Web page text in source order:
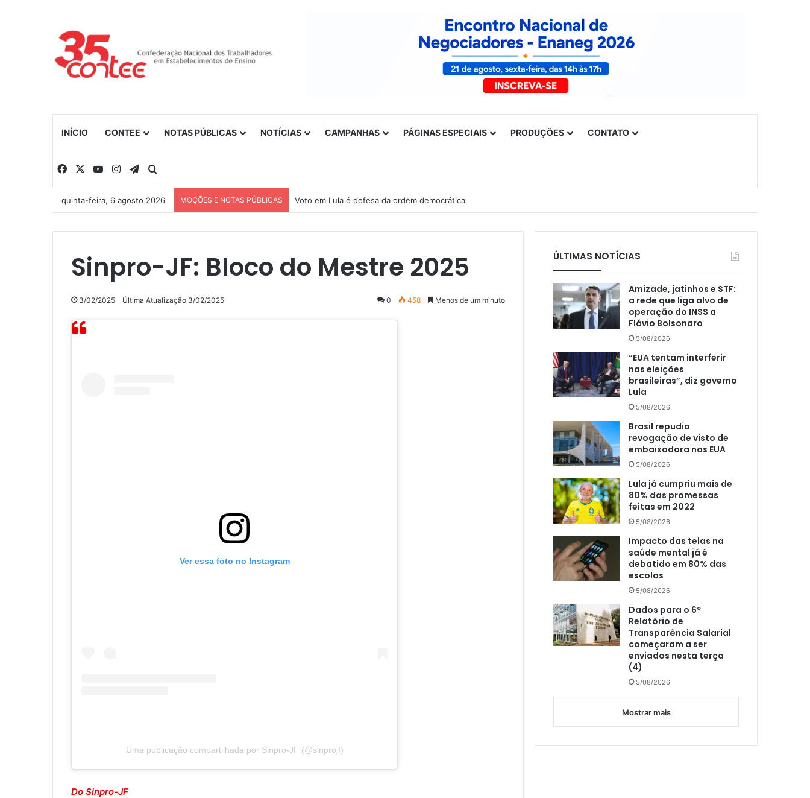
INÍCIO CONTEE NOTAS PÚBLICAS NOTÍCIAS CAMPANHAS PÁGINAS ESPECIAIS PRODUÇÕES CONTATO
Facebook YouTubeInstagramTelegram
quinta-feira, 6 agosto 2026 MOÇÕES E NOTAS PÚBLICAS Voto em Lula é defesa da ordem democrática
Sinpro-JF: Bloco do Mestre 2025
3/02/2025 Última Atualização 3/02/2025 0 458 Menos de um minuto
Ver essa foto no Instagram
Uma publicação compartilhada por Sinpro-JF (@sinprojf)
Do Sinpro-JF
ÚLTIMAS NOTÍCIAS
Amizade, jatinhos e STF:
a rede que liga alvo de
operação do INSS a
Flávio Bolsonaro
5/08/2026
“EUA tentam interferir
nas eleições
brasileiras”, diz governo
Lula
5/08/2026
Brasil repudia
revogação de visto de
embaixadora nos EUA
5/08/2026
Lula já cumpriu mais de
80% das promessas
feitas em 2022
5/08/2026
Impacto das telas na
saúde mental já é
debatido em 80% das
escolas
5/08/2026
Dados para o 6º
Relatório de
Transparência Salarial
começaram a ser
enviados nesta terça
(4)
5/08/2026
Mostrar mais